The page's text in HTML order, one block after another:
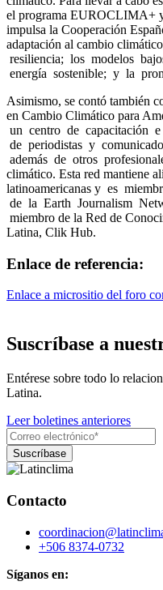
el programa EUROCLIMA+
impulsa la Cooperación
adaptación al cambio
resiliencia; los modelos
energía sostenible; y la
Asimismo, se contó también
en Cambio Climático para
un centro de capacitación
de periodistas y
además de otros
climático. Esta red mantiene
latinoamericanas y es
de la Earth Journalism
miembro de la Red de
Latina, Clik Hub.
Enlace de referencia:
Enlace a micrositio del foro
Suscríbase a
Entérese sobre todo lo
Latina.
Leer boletines anteriores
Contacto
+506 8374-0732
Síganos en: